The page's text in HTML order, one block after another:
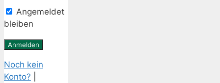
Angemeldet
bleiben
Noch kein
Konto?